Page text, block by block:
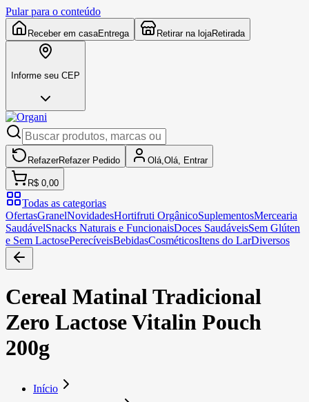
Pular para o conteúdo
Receber em casaEntrega Retirar na lojaRetirada
Informe seu CEP
RefazerRefazer Pedido Olá, Olá, Entrar
R$ 0,00
Todas as categorias
OfertasGranelNovidadesHortifruti OrgânicoSuplementosMercearia
SaudávelSnacks Naturais e FuncionaisDoces SaudáveisSem Glúten
e Sem LactosePerecíveisBebidasCosméticosItens do LarDiversos
Cereal Matinal Tradicional
Zero Lactose Vitalin Pouch
200g
Início